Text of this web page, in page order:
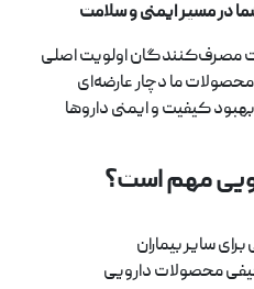
در مسیر ایمنی و سلامت
مصرف‌کنندگان اولویت اصلی
ما دچار عارضه‌ای
کیفیت و ایمنی داروها
مهم است؟
سایر بیماران
محصولات دارویی